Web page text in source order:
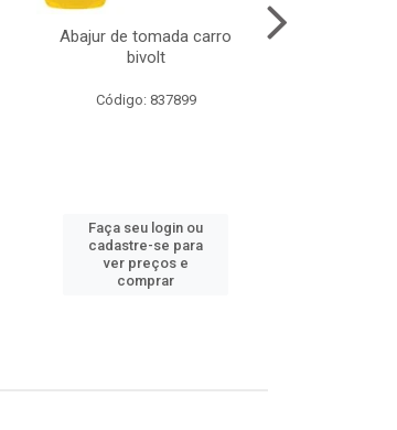
Abajur de tomada carro
bivolt
Código: 837899
Faça seu login ou
cadastre-se para
ver preços e
comprar